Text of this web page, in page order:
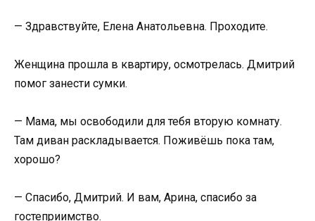
— Здравствуйте, Елена Анатольевна. Проходите.
Женщина прошла в квартиру, осмотрелась. Дмитрий
помог занести сумки.
— Мама, мы освободили для тебя вторую комнату.
Там диван раскладывается. Поживёшь пока там,
хорошо?
— Спасибо, Дмитрий. И вам, Арина, спасибо за
гостеприимство.